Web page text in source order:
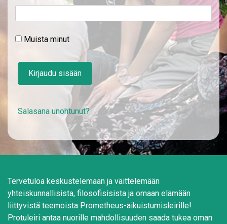
Muista minut
Kirjaudu sisään
Salasana unohtunut?
Tervetuloa keskustelemaan ja väittelemään
yhteiskunnallisista, filosofisisista ja omaan elämään
liittyvistä teemoista Prometheus-aikuistumisleirille!
Protuleiri antaa nuorille mahdollisuuden saada tukea oman